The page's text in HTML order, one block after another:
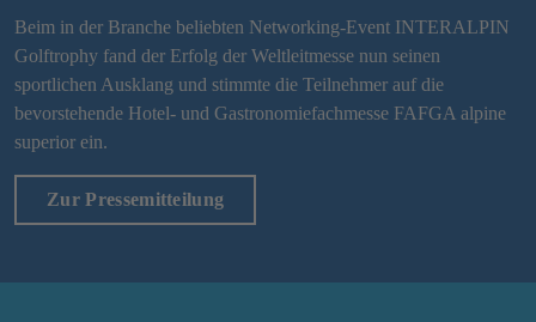
Beim in der Branche beliebten Networking-Event INTERALPIN
Golftrophy fand der Erfolg der Weltleitmesse nun seinen
sportlichen Ausklang und stimmte die Teilnehmer auf die
bevorstehende Hotel- und Gastronomiefachmesse FAFGA alpine
superior ein.
Zur Pressemitteilung